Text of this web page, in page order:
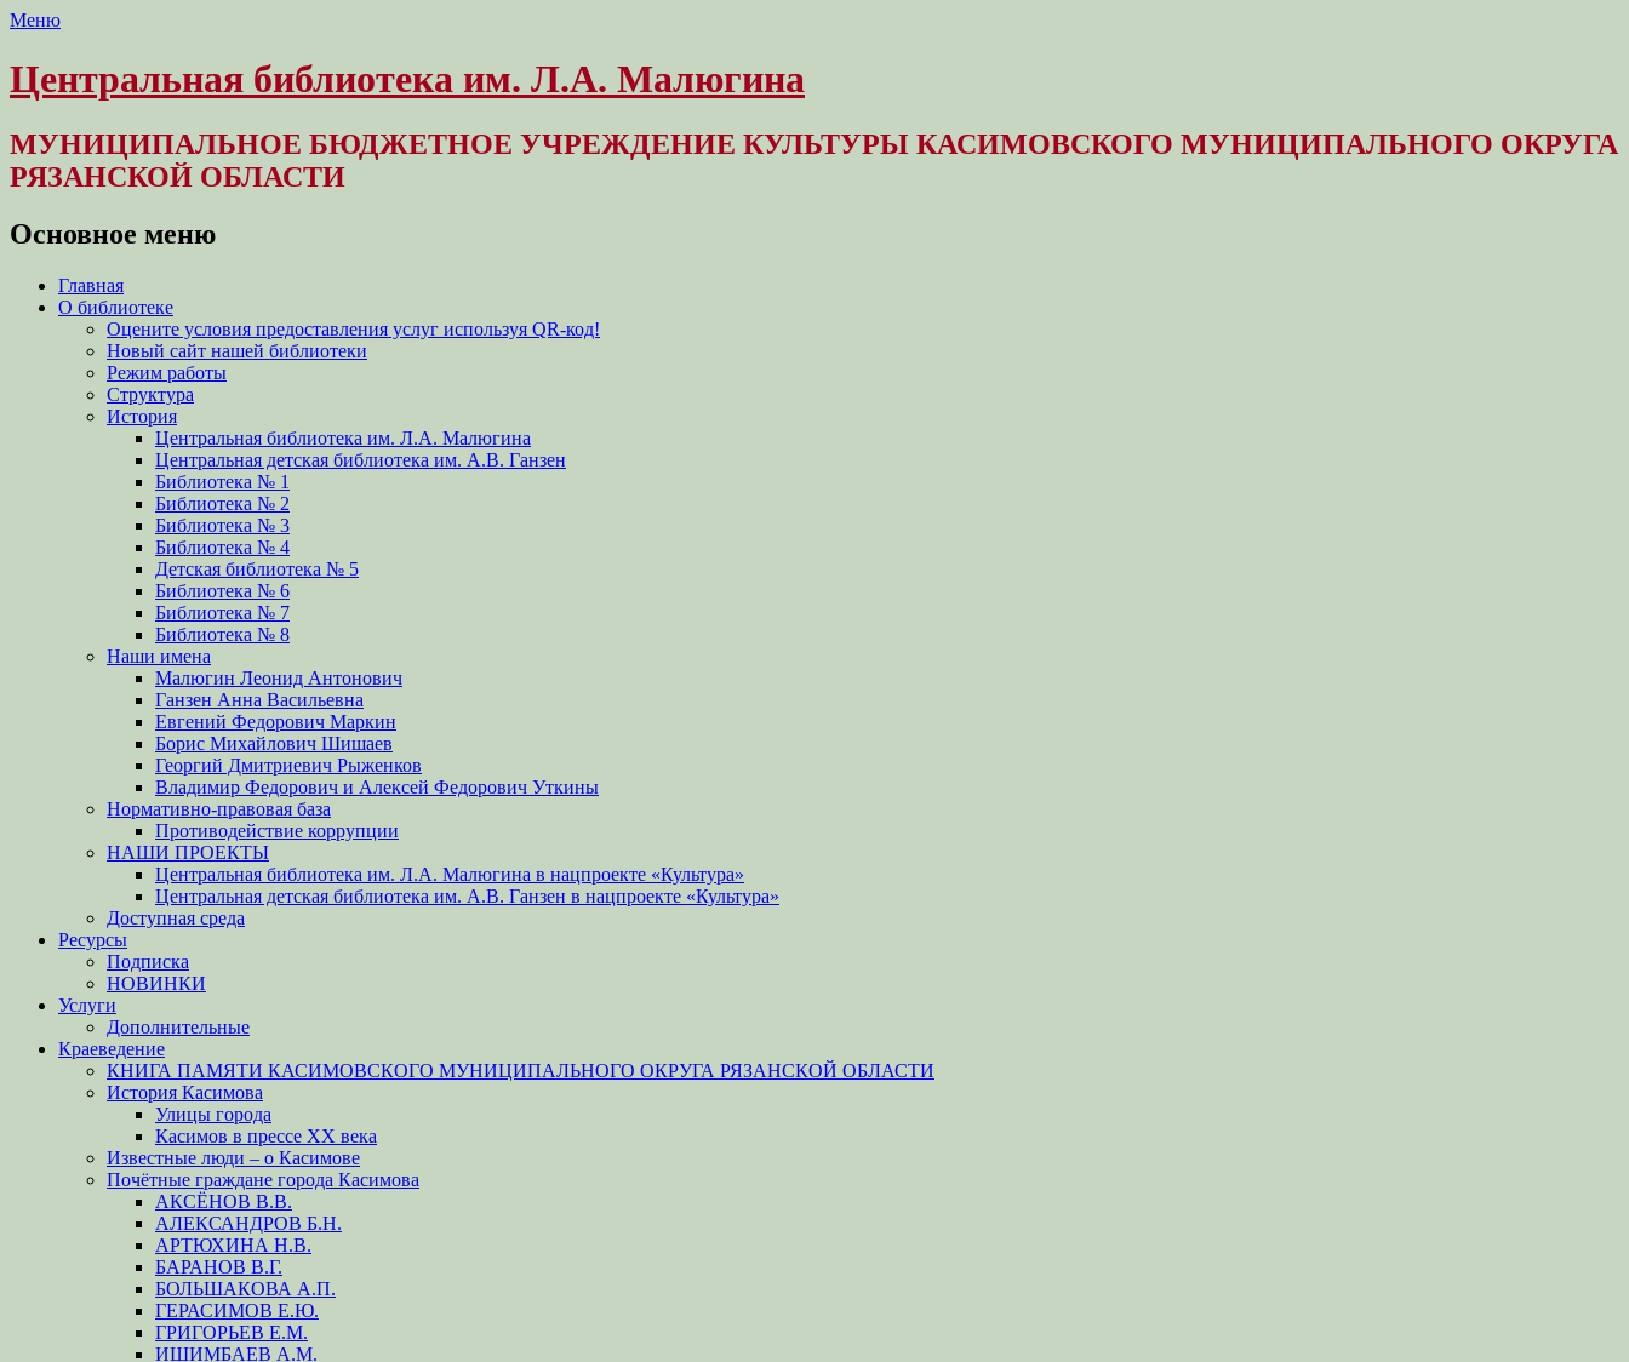
Меню
Центральная библиотека им. Л.А. Малюгина
МУНИЦИПАЛЬНОЕ БЮДЖЕТНОЕ УЧРЕЖДЕНИЕ КУЛЬТУРЫ КАСИМОВСКОГО МУНИЦИПАЛЬНОГО ОКРУГА
РЯЗАНСКОЙ ОБЛАСТИ
Основное меню
Перейти
содержимому
Главная
О библиотеке
Оцените условия предоставления услуг используя QR-код!
Новый сайт нашей библиотеки
Режим работы
Структура
История
Центральная библиотека им. Л.А. Малюгина
Центральная детская библиотека им. А.В. Ганзен
Библиотека № 1
Библиотека № 2
Библиотека № 3
Библиотека № 4
Детская библиотека № 5
Библиотека № 6
Библиотека № 7
Библиотека № 8
Наши имена
Малюгин Леонид Антонович
Ганзен Анна Васильевна
Евгений Федорович Маркин
Борис Михайлович Шишаев
Георгий Дмитриевич Рыженков
Владимир Федорович и Алексей Федорович Уткины
Нормативно-правовая база
Противодействие коррупции
НАШИ ПРОЕКТЫ
Центральная библиотека им. Л.А. Малюгина в нацпроекте «Культура»
Центральная детская библиотека им. А.В. Ганзен в нацпроекте «Культура»
Доступная среда
Ресурсы
Подписка
НОВИНКИ
Услуги
Дополнительные
Краеведение
КНИГА ПАМЯТИ КАСИМОВСКОГО МУНИЦИПАЛЬНОГО ОКРУГА РЯЗАНСКОЙ ОБЛАСТИ
История Касимова
Улицы города
Касимов в прессе XX века
Известные люди – о Касимове
Почётные граждане города Касимова
АКСЁНОВ В.В.
АЛЕКСАНДРОВ Б.Н.
АРТЮХИНА Н.В.
БАРАНОВ В.Г.
БОЛЬШАКОВА А.П.
ГЕРАСИМОВ Е.Ю.
ГРИГОРЬЕВ Е.М.
ИШИМБАЕВ А.М.